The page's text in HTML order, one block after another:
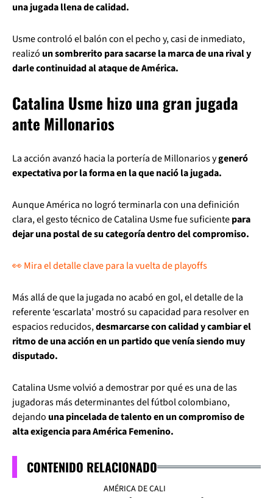
una jugada llena de calidad.
Usme controló el balón con el pecho y, casi de inmediato,
realizó un sombrerito para sacarse la marca de una rival y
darle continuidad al ataque de América.
Catalina Usme hizo una gran jugada
ante Millonarios
La acción avanzó hacia la portería de Millonarios ygeneró
expectativa por la forma en la que nació la jugada.
Aunque América no logró terminarla con una definición
clara, el gesto técnico de Catalina Usme fue suficientepara
dejar una postal de su categoría dentro del compromiso.
👀 Mira el detalle clave para la vuelta de playoffs
Más allá de que la jugada no acabó en gol, el detalle de la
referente ‘escarlata’ mostró su capacidad para resolver en
espacios reducidos,desmarcarse con calidad y cambiar el
ritmo de una acción en un partido que venía siendo muy
disputado.
Catalina Usme volvió a demostrar por qué es una de las
jugadoras más determinantes del fútbol colombiano,
dejando una pincelada de talento en un compromiso de
alta exigencia para América Femenino.
CONTENIDO RELACIONADO
AMÉRICA DE CALI